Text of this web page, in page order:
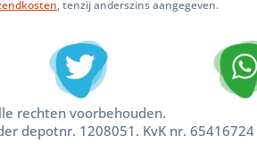
, tenzij anderszins aangegeven.
rechten voorbehouden.
depotnr. 1208051. KvK nr. 65416724